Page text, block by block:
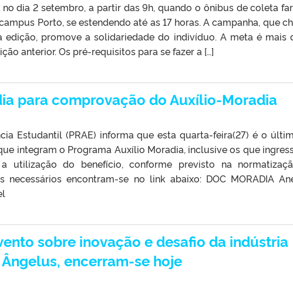
dia 2 setembro, a partir das 9h, quando o ônibus de coleta
Porto, se estendendo até as 17 horas. A campanha, que
edição, promove a solidariedade do indivíduo. A meta é mais
anterior. Os pré-requisitos para se fazer a […]
para comprovação do Auxílio-Moradia
Estudantil (PRAE) informa que esta quarta-feira(27) é o
integram o Programa Auxílio Moradia, inclusive os que
utilização do benefício, conforme previsto na
necessários encontram-se no link abaixo: DOC MORADIA
sobre inovação e desafio da indústria
encerram-se hoje